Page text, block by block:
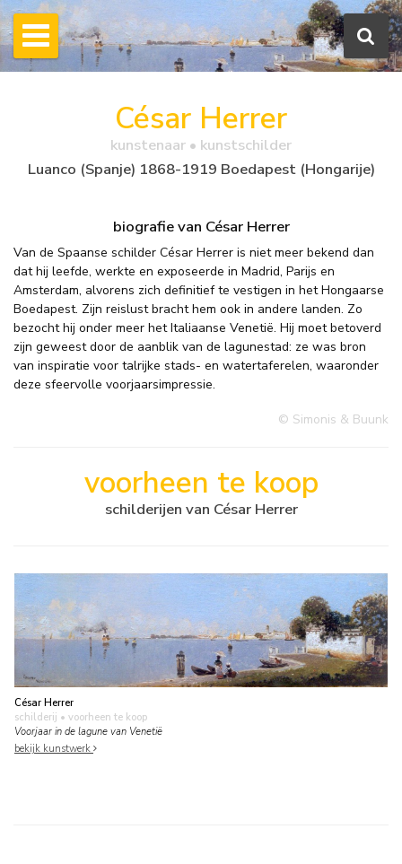
César Herrer
kunstenaar • kunstschilder
Luanco (Spanje) 1868-1919 Boedapest (Hongarije)
biografie van César Herrer
Van de Spaanse schilder César Herrer is niet meer bekend dan
dat hij leefde, werkte en exposeerde in Madrid, Parijs en
Amsterdam, alvorens zich definitief te vestigen in het Hongaarse
Boedapest. Zijn reislust bracht hem ook in andere landen. Zo
bezocht hij onder meer het Italiaanse Venetië. Hij moet betoverd
zijn geweest door de aanblik van de lagunestad: ze was bron
van inspiratie voor talrijke stads- en watertaferelen, waaronder
deze sfeervolle voorjaarsimpressie.
© Simonis & Buunk
voorheen te koop
schilderijen van César Herrer
César Herrer
schilderij • voorheen te koop
Voorjaar in de lagune van Venetië
bekijk kunstwerk